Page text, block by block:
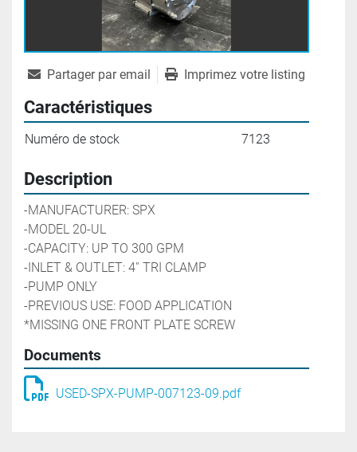
Partager par email Imprimez votre listing
Caractéristiques
Numéro de stock 7123
Description
-MANUFACTURER: SPX
-MODEL 20-UL
-CAPACITY: UP TO 300 GPM
-INLET & OUTLET: 4'' TRI CLAMP
-PUMP ONLY
-PREVIOUS USE: FOOD APPLICATION
*MISSING ONE FRONT PLATE SCREW
Documents
USED-SPX-PUMP-007123-09.pdf